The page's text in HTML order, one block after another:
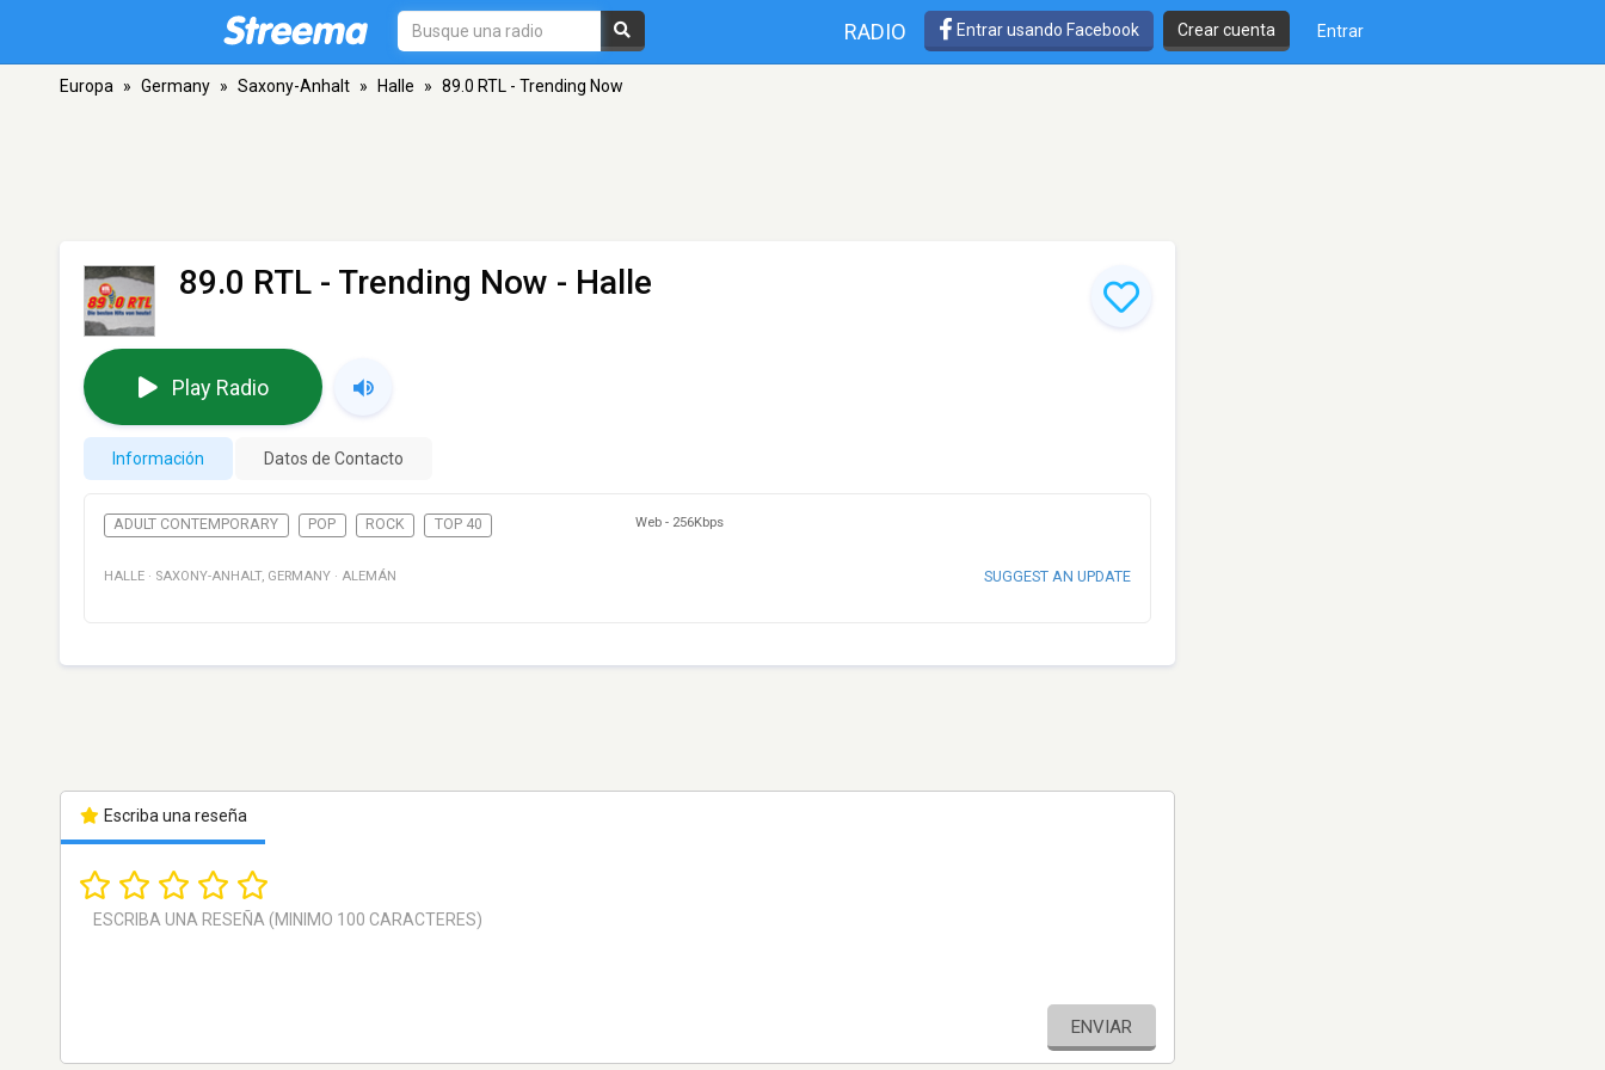
RADIO Entrar usando Facebook Crear cuenta Entrar
Europa » Germany » Saxony-Anhalt » Halle » 89.0 RTL - Trending Now
89.0 RTL - Trending Now - Halle
Play Radio
Información Datos de Contacto
ADULT CONTEMPORARY POP ROCK TOP 40 Web - 256Kbps
HALLE · SAXONY-ANHALT, GERMANY · ALEMÁN SUGGEST AN UPDATE
Escriba una reseña
ENVIAR